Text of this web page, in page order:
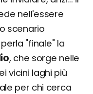
nell'essere
scenario
"finale" la
, che sorge nelle
vicini laghi più
per chi cerca